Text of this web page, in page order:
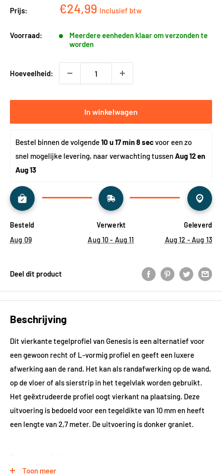
Prijs: Kortingsprijs
€24,99 Inclusief btw
Voorraad:
Meerdere eenheden klaar om verzonden te
worden
Hoeveelheid:
In winkelwagen
Bestel binnen de volgende 10 u 17 min 8 sec voor een zo
snel mogelijke levering, naar verwachting tussen Aug 12 en
Aug 13
Besteld
Aug 09
Verwerkt
Aug 10 - Aug 11
Geleverd
Aug 12 - Aug 13
Deel dit product
Beschrijving
Dit vierkante tegelprofiel van Genesis is een alternatief voor
een gewoon recht of L-vormig profiel en geeft een luxere
afwerking aan de rand. Het kan als randafwerking op de wand,
op de vloer of als sierstrip in het tegelvlak worden gebruikt.
Het geëxtrudeerde profiel oogt vierkant na plaatsing. Deze
uitvoering is bedoeld voor een tegeldikte van 10 mm en heeft
een lengte van 2,7 meter. De uitvoering is donker graniet.
Toon meer